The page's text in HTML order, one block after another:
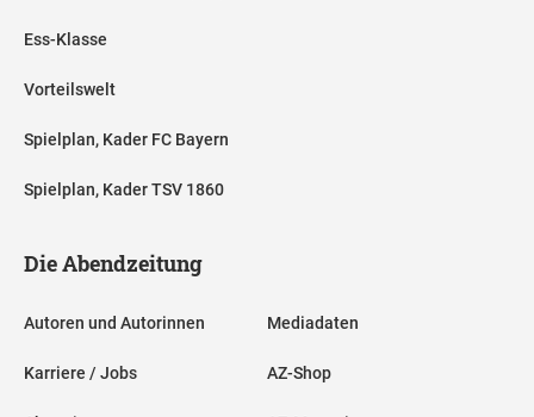
Ess-Klasse
Vorteilswelt
Spielplan, Kader FC Bayern
Spielplan, Kader TSV 1860
Die Abendzeitung
Autoren und Autorinnen
Karriere / Jobs
Mediadaten
AZ-Shop